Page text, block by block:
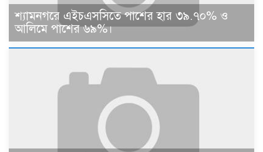
শ্যামনগরে এইচএসসিতে পাশের হার ৩৯.৭০% ও
আলিমে পাশের ৬৯%।